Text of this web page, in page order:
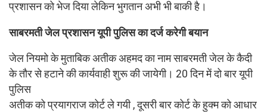
प्रशासन को भेज दिया लेकिन भुगतान अभी भी बाकी है।
साबरमती जेल प्रशासन यूपी पुलिस का दर्ज करेगी बयान
जेल नियमो के मुताबिक अतीक अहमद का नाम साबरमती जेल के कैदी
के तौर से हटाने की कार्यवाही शुरू की जायेगी। 20 दिन में दो बार यूपी
पुलिस
अतीक को प्रयागराज कोर्ट ले गयी , दूसरी बार कोर्ट के हुक्म को आधार